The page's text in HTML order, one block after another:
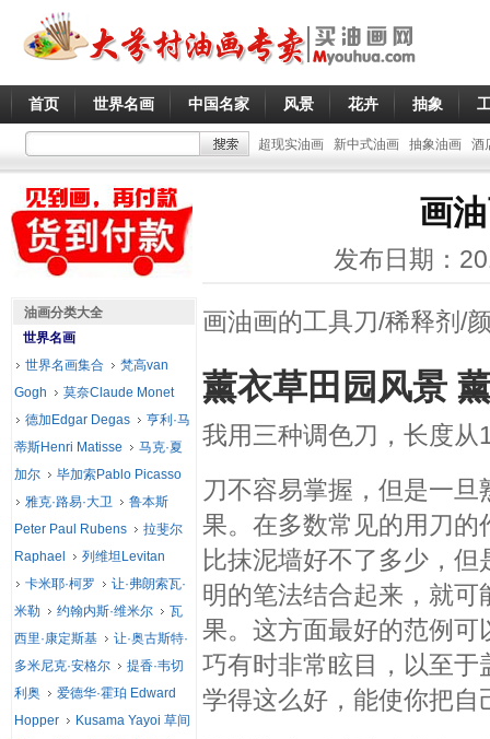
首页 世界名画 中国名家 风景 花卉 抽象
超现实油画 新中式油画 抽象油画 酒
画
发布日期：
画油画的工具刀/稀释剂/
薰衣草田园风景
我用三种调色刀，长度
刀不容易掌握，但是一
果。在多数常见的用刀
比抹泥墙好不了多少，
明的笔法结合起来，就
果。这方面最好的范例可
巧有时非常眩目，以至于
学得这么好，能使你把自
油画分类大全
世界名画
世界名画集合
梵高van
Gogh
莫奈Claude Monet
德加Edgar Degas
亨利·马
蒂斯Henri Matisse
马克·夏
加尔
毕加索Pablo Picasso
雅克·路易·大卫
鲁本斯
Peter Paul Rubens
拉斐尔
Raphael
列维坦Levitan
卡米耶·柯罗
让·弗朗索瓦·
米勒
约翰内斯·维米尔
瓦
西里·康定斯基
让·奥古斯特·
多米尼克·安格尔
提香·韦切
利奥
爱德华·霍珀 Edward
Hopper
Kusama Yayoi 草间